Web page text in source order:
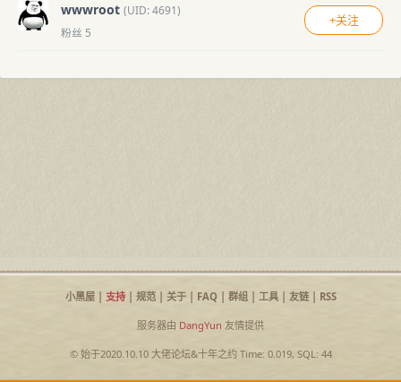
wwwroot (UID: 4691)
粉丝 5
+关注
小黑屋| 支持| 规范| 关于| FAQ| 群组| 工具| 友链| RSS
服务器由 DangYun 友情提供
© 始于2020.10.10 大佬论坛&十年之约Time: 0.019, SQL: 44